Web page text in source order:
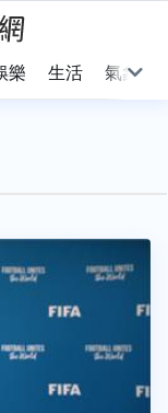
樂 生活 氣象